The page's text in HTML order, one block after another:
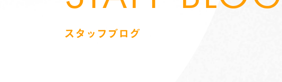
スタッフブログ